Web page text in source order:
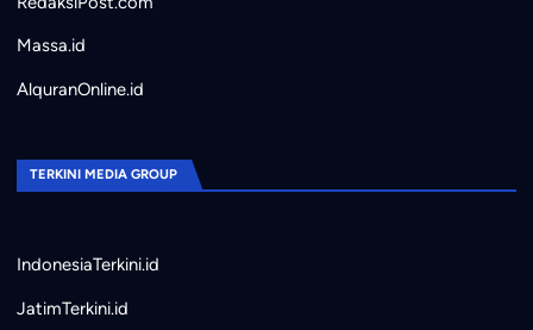
Massa.id
AlquranOnline.id
TERKINI MEDIA GROUP
IndonesiaTerkini.id
JatimTerkini.id